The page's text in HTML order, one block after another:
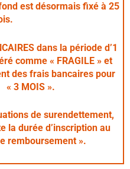
est désormais fixé à 25
dans la période d’1
comme « FRAGILE » et
des frais bancaires pour
3 MOIS ».
de surendettement,
la durée d’inscription au
remboursement ».